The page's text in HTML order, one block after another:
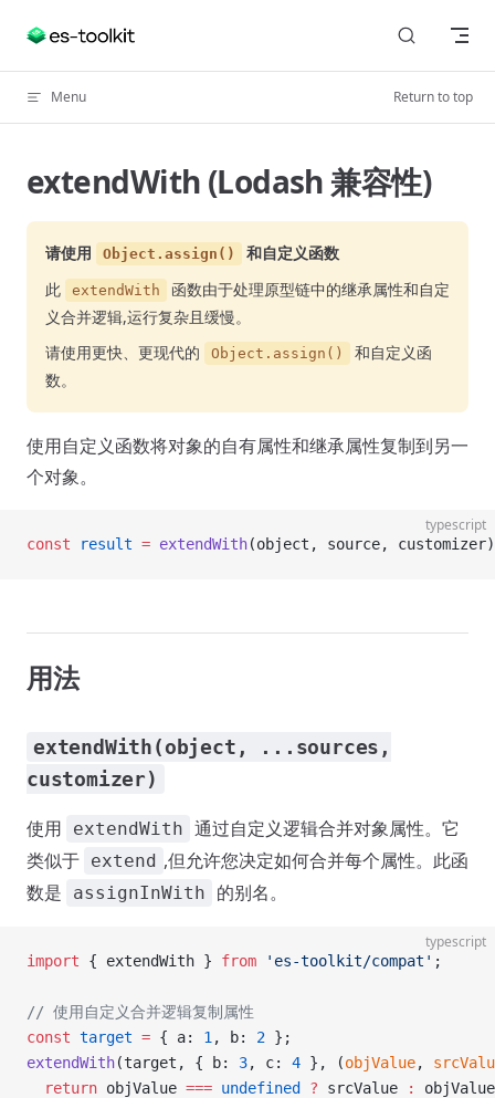
Skip to content
Menu Return to top
extendWith (Lodash 兼容性)
请使用 Object.assign()
和自定义函数
此
extendWith
函数由于处理原型链中的继承属性和自定
义合并逻辑,运行复杂且缓慢。
请使用更快、更现代的
Object.assign()
和自定义函
数。
使用自定义函数将对象的自有属性和继承属性复制到另一
个对象。
typescript
const result = extendWith(object, source,
用法
extendWith(object, ...sources,
customizer)
使用 extendWith 通过自定义逻辑合并对象属性。它
类似于 extend ,但允许您决定如何合并每个属性。此函
数是
assignInWith 的别名。
typescript
import { extendWith } from 'es-toolkit/compat' ;
// 使用自定义合并逻辑复制属性
const target = { a: 1 , b: 2 };
extendWith(target, { b: 3, c: 4 }, (objValue,
  return
objValue === undefined ? srcValue :